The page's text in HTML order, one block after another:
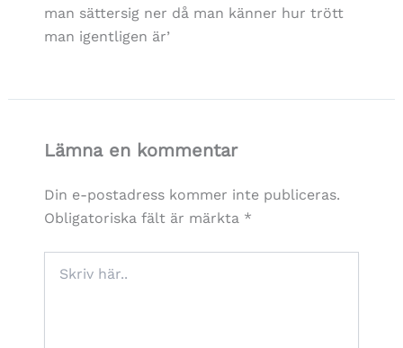
man sättersig ner då man känner hur trött
man igentligen är’
Lämna en kommentar
Din e-postadress kommer inte publiceras.
Obligatoriska fält är märkta *
här..